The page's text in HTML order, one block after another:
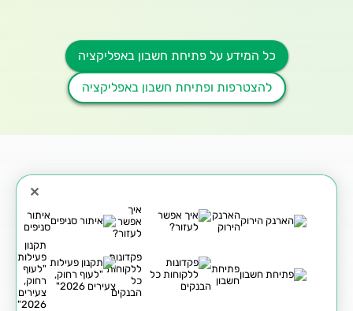
כל המידע על פתיחת חשבון באפליקציה
להצטרפות ופתיחת חשבון באפליקציה
✕
הארנק
הירוק
איך
אפשר
לעזור?
איתור
סניפים
פתיחת
חשבון
פקדונות
ללקוחות
כל
הבנקים
תקנון
פעילות
"לעוף
רחוק,
צעירים
2026"